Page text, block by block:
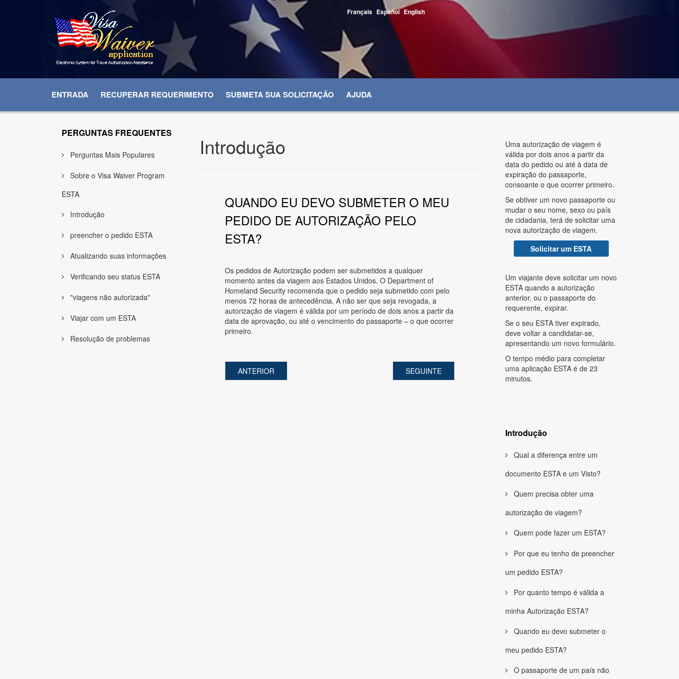
Français Español English
ENTRADA RECUPERAR REQUERIMENTO SUBMETA SUA SOLICITAÇÃO AJUDA
PERGUNTAS FREQUENTES
Perguntas Mais Populares
Sobre o Visa Waiver Program
ESTA
Introdução
preencher o pedido ESTA
Atualizando suas informações
Verificando seu status ESTA
"viagens não autorizada"
Viajar com um ESTA
Resolução de problemas
Introdução
QUANDO EU DEVO SUBMETER O MEU
PEDIDO DE AUTORIZAÇÃO PELO
ESTA?
Os pedidos de Autorização podem ser submetidos a qualquer
momento antes da viagem aos Estados Unidos. O Department of
Homeland Security recomenda que o pedido seja submetido com pelo
menos 72 horas de antecedência. A não ser que seja revogada, a
autorização de viagem é válida por um período de dois anos a partir da
data de aprovação, ou até o vencimento do passaporte – o que ocorrer
primeiro.
ANTERIOR SEGUINTE
Uma autorização de viagem é
válida por dois anos a partir da
data do pedido ou até à data de
expiração do passaporte,
consoante o que ocorrer primeiro.
Se obtiver um novo passaporte ou
mudar o seu nome, sexo ou país
de cidadania, terá de solicitar uma
nova autorização de viagem.
Solicitar um ESTA
Um viajante deve solicitar um novo
ESTA quando a autorização
anterior, ou o passaporte do
requerente, expirar.
Se o seu ESTA tiver expirado,
deve voltar a candidatar-se,
apresentando um novo formulário.
O tempo médio para completar
uma aplicação ESTA é de 23
minutos.
Introdução
Qual a diferença entre um
documento ESTA e um Visto?
Quem precisa obter uma
autorização de viagem?
Quem pode fazer um ESTA?
Por que eu tenho de preencher
um pedido ESTA?
Por quanto tempo é válida a
minha Autorização ESTA?
Quando eu devo submeter o
meu pedido ESTA?
O passaporte de um país não